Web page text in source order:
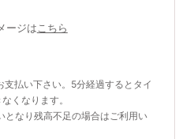
ージはこちら
払い下さい。5分経過するとタイ
くなります。
なり残高不足の場合はご利用い